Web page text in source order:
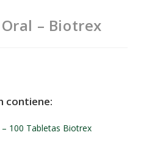
– Biotrex
contiene:
100 Tabletas Biotrex